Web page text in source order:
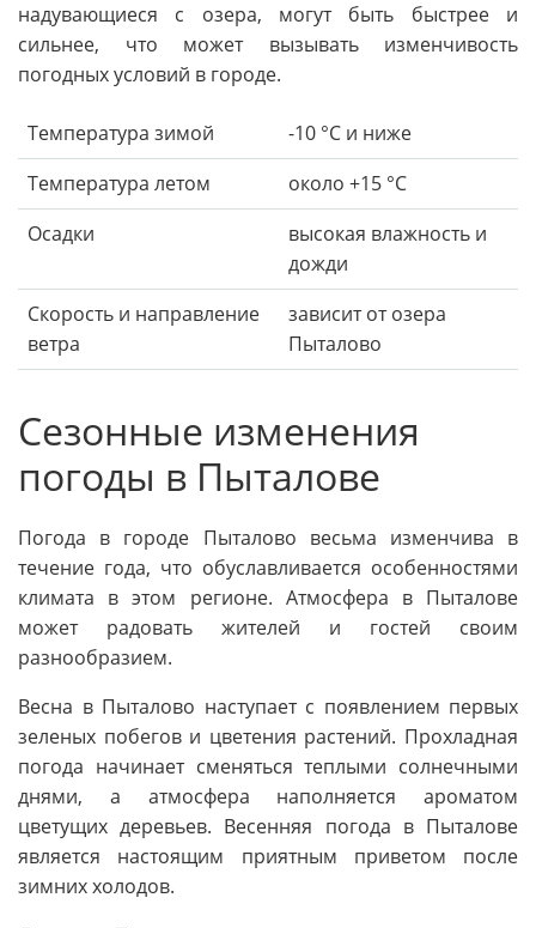
надувающиеся с озера, могут быть быстрее и
сильнее, что может вызывать изменчивость
погодных условий в городе.
Температура зимой
-10 °C и ниже
Температура летом
около +15 °C
Осадки
высокая влажность и
дожди
Скорость и направление
ветра
зависит от озера
Пыталово
Сезонные изменения
погоды в Пыталове
Погода в городе Пыталово весьма изменчива в
течение года, что обуславливается особенностями
климата в этом регионе. Атмосфера в Пыталове
может радовать жителей и гостей своим
разнообразием.
Весна в Пыталово наступает с появлением первых
зеленых побегов и цветения растений. Прохладная
погода начинает сменяться теплыми солнечными
днями, а атмосфера наполняется ароматом
цветущих деревьев. Весенняя погода в Пыталове
является настоящим приятным приветом после
зимних холодов.